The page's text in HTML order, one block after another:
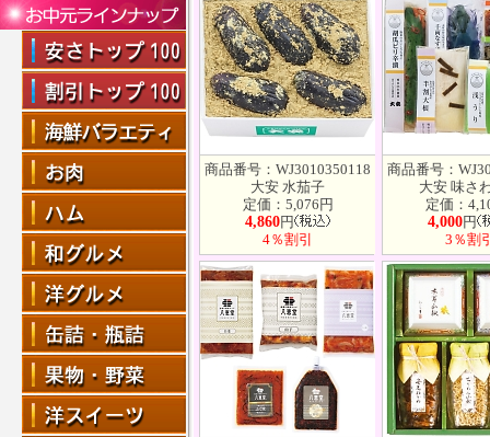
商品番号：WJ3010350118
大安 水茄子
定価：5,076円
4,860円
4％割引
商品番号：
大安 味さ
定価：
4,000円
3％割